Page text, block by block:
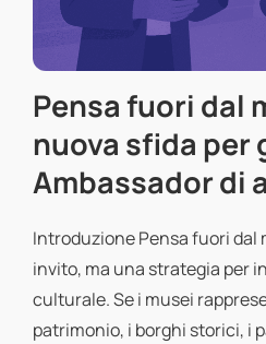
Pensa fuori dal
nuova sfida per
Ambassador di
Introduzione Pensa fuori dal
invito, ma una strategia per
culturale. Se i musei
patrimonio, i borghi storici, i